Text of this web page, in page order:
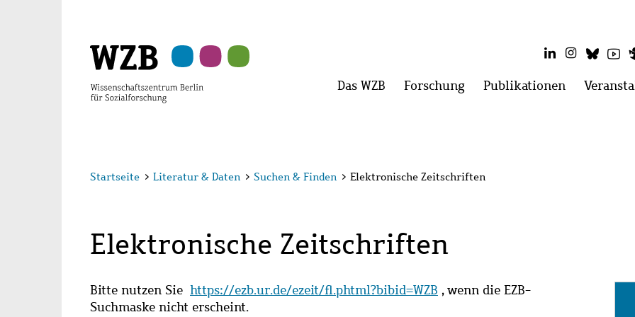
LinkedInInstagram
Hauptmenü
Das WZB Menü
Forschung Menü
Publikationen Menü
Startseite > Literatur & Daten > Suchen & Finden > Elektronische Zeitschriften
Elektronische Zeitschriften
Bitte nutzen Sie https://ezb.ur.de/ezeit/fl.phtml?bibid=WZB , wenn die EZB-
Suchmaske nicht erscheint.